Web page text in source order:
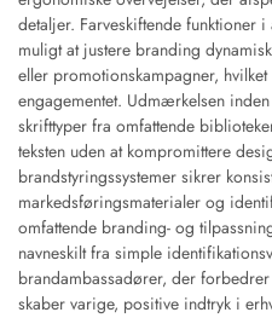
detaljer. Farveskiftende funktioner
muligt at justere branding
eller promotionskampagner,
engagementet. Udmærkelsen
skrifttyper fra omfattende
teksten uden at kompromittere
brandstyringssystemer sikrer
markedsføringsmaterialer og
omfattende branding- og
navneskilt fra simple
brandambassadører, der
skaber varige, positive indtryk i